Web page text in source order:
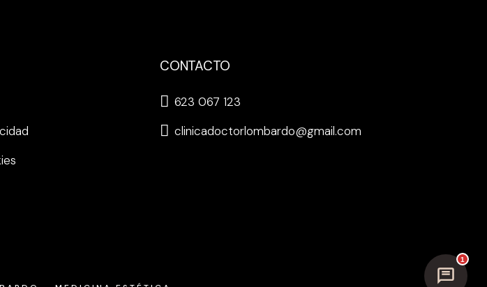
CONTACTO
623 067 123
clinicadoctorlombardo@gmail.com
1